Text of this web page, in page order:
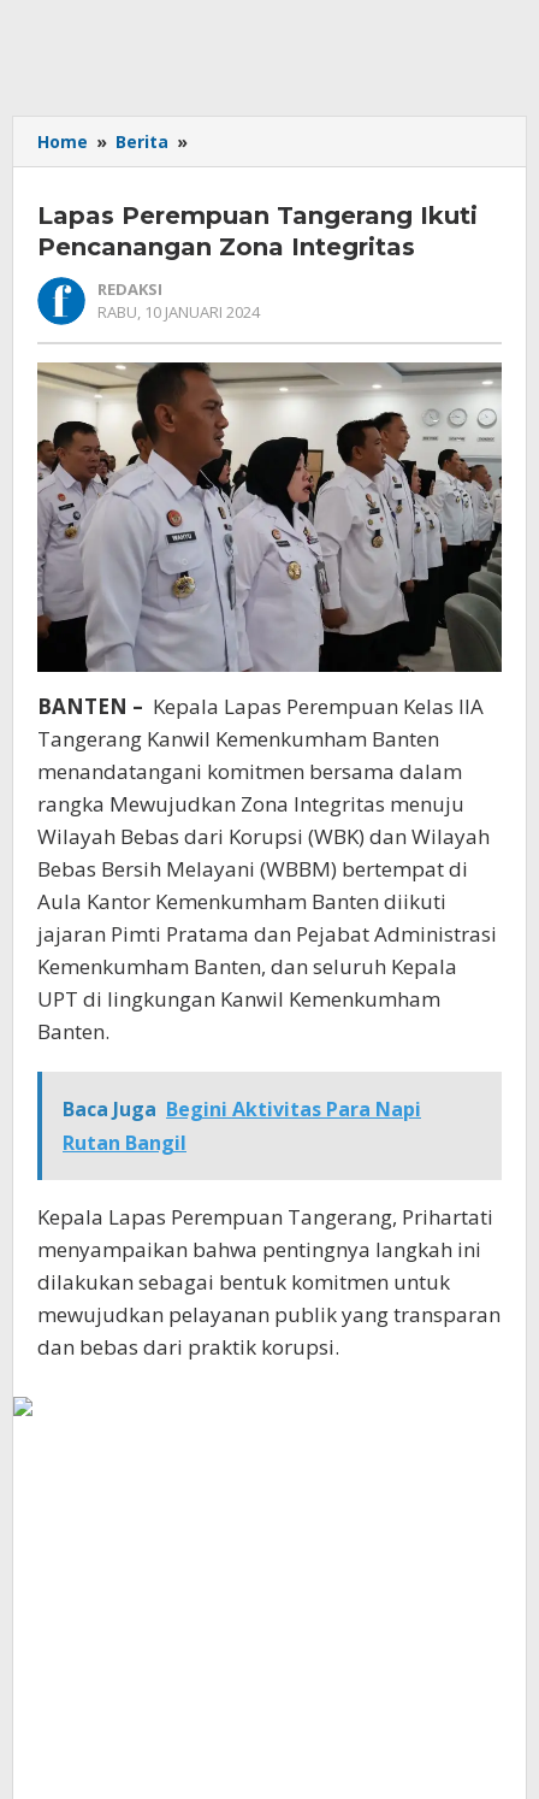
Home » Berita »
Perempuan
Ikuti
Pencanangan
Lapas Perempuan Tangerang Ikuti
Pencanangan Zona Integritas
REDAKSI
RABU, 10 JANUARI 2024
BANTEN – Kepala Lapas Perempuan Kelas IIA
Tangerang Kanwil Kemenkumham Banten
menandatangani komitmen bersama dalam
rangka Mewujudkan Zona Integritas menuju
Wilayah Bebas dari Korupsi (WBK) dan Wilayah
Bebas Bersih Melayani (WBBM) bertempat di
Aula Kantor Kemenkumham Banten diikuti
jajaran Pimti Pratama dan Pejabat Administrasi
Kemenkumham Banten, dan seluruh Kepala
UPT di lingkungan Kanwil Kemenkumham
Banten.
Baca Juga Begini Aktivitas Para Napi
Rutan Bangil
Kepala Lapas Perempuan Tangerang, Prihartati
menyampaikan bahwa pentingnya langkah ini
dilakukan sebagai bentuk komitmen untuk
mewujudkan pelayanan publik yang transparan
dan bebas dari praktik korupsi.